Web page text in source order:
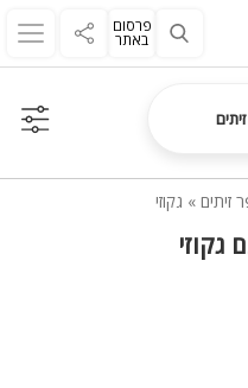
פרסום
באתר
זיתים » גקוזי
גקוזי